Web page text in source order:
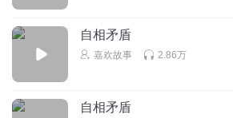
自相矛盾
嘉欢故事 2.86万
自相矛盾